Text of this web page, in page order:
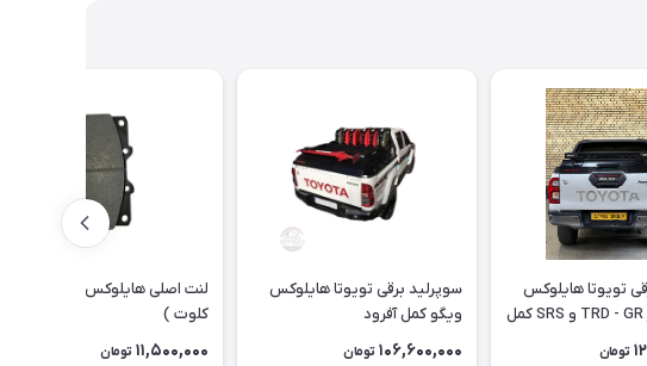
تویوتا هایلوکس
روو ادونچر TRD - GR و SRS کمل
تومان
سوپرلید برقی تویوتا هایلوکس
ویگو کمل آفرود
106,600,000 تومان
لنت اصلی هایلوکس ویگو ( مکث
کلوت )
11,500,000 تومان